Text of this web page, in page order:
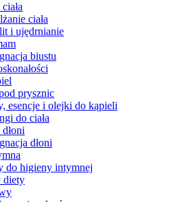
ciała
i ujędrnianie
biustu
prysznic
esencje i olejki do kąpieli
do ciała
dłoni
do higieny intymnej
diety